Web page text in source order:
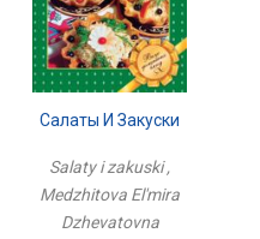
Салаты И Закуски
Salaty i zakuski ,
Medzhitova El'mira
Dzhevatovna